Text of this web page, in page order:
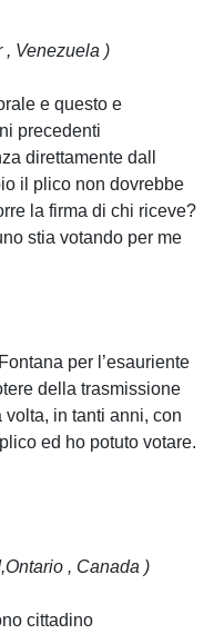
, Venezuela )
e questo e
precedenti
direttamente dall
il plico non dovrebbe
la firma di chi riceve?
stia votando per me
per l’esauriente
della trasmissione
in tanti anni, con
ed ho potuto votare.
, Canada )
cittadino